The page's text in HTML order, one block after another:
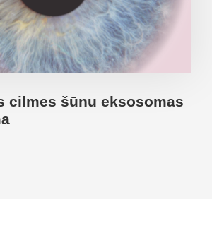
cilmes šūnu eksosomas